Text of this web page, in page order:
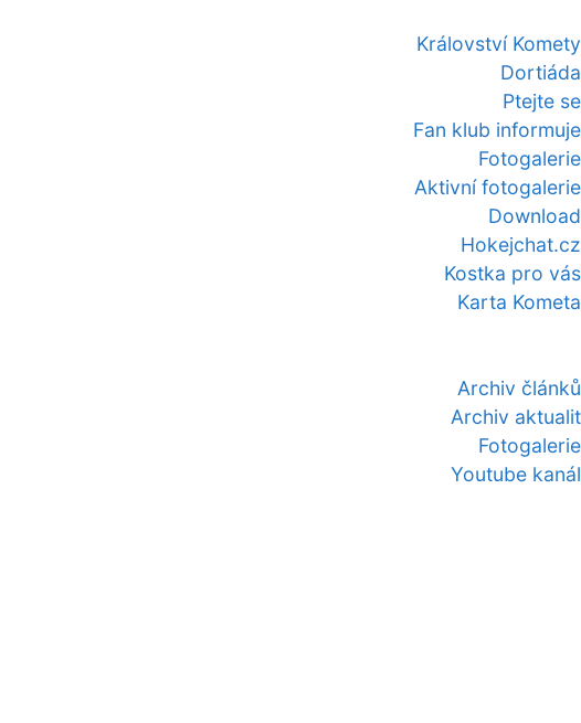
Království Komety
Dortiáda
Ptejte se
Fan klub informuje
Fotogalerie
Aktivní fotogalerie
Download
Hokejchat.cz
Kostka pro vás
Karta Kometa
Archiv článků
Archiv aktualit
Fotogalerie
Youtube kanál